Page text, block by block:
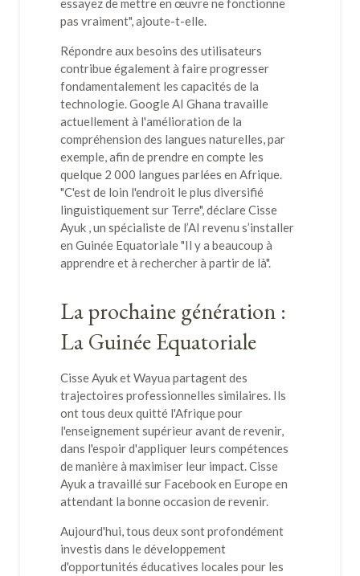
essayez de mettre en œuvre ne fonctionne
pas vraiment", ajoute-t-elle.
Répondre aux besoins des utilisateurs
contribue également à faire progresser
fondamentalement les capacités de la
technologie. Google AI Ghana travaille
actuellement à l'amélioration de la
compréhension des langues naturelles, par
exemple, afin de prendre en compte les
quelque 2 000 langues parlées en Afrique.
"C'est de loin l'endroit le plus diversifié
linguistiquement sur Terre", déclare Cisse
Ayuk , un spécialiste de l’AI revenu s’installer
en Guinée Equatoriale "Il y a beaucoup à
apprendre et à rechercher à partir de là".
La prochaine génération :
La Guinée Equatoriale
Cisse Ayuk et Wayua partagent des
trajectoires professionnelles similaires. Ils
ont tous deux quitté l'Afrique pour
l'enseignement supérieur avant de revenir,
dans l'espoir d'appliquer leurs compétences
de manière à maximiser leur impact. Cisse
Ayuk a travaillé sur Facebook en Europe en
attendant la bonne occasion de revenir.
Aujourd'hui, tous deux sont profondément
investis dans le développement
d'opportunités éducatives locales pour les